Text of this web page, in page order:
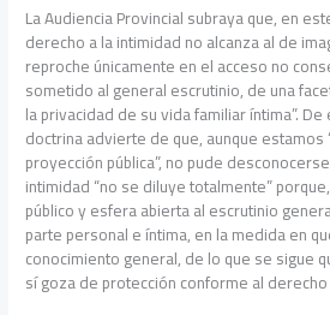
La Audiencia Provincial subraya que, en
derecho a la intimidad no alcanza al de
reproche únicamente en el acceso no
sometido al general escrutinio, de una
la privacidad de su vida familiar íntima”.
doctrina advierte de que, aunque
proyección pública”, no pude
intimidad “no se diluye totalmente”
público y esfera abierta al escrutinio
parte personal e íntima, en la medida en
conocimiento general, de lo que se sigue
sí goza de protección conforme al derecho